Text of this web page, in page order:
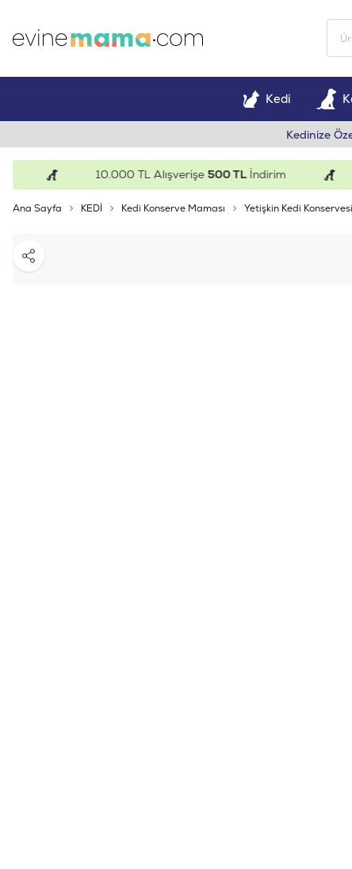
Kedi
Kedinize
10.000 TL Alışverişe500 TLİndirim
Ana Sayfa KEDİ Kedi Konserve Maması Yetişkin Kedi Konservesi
Paylaş